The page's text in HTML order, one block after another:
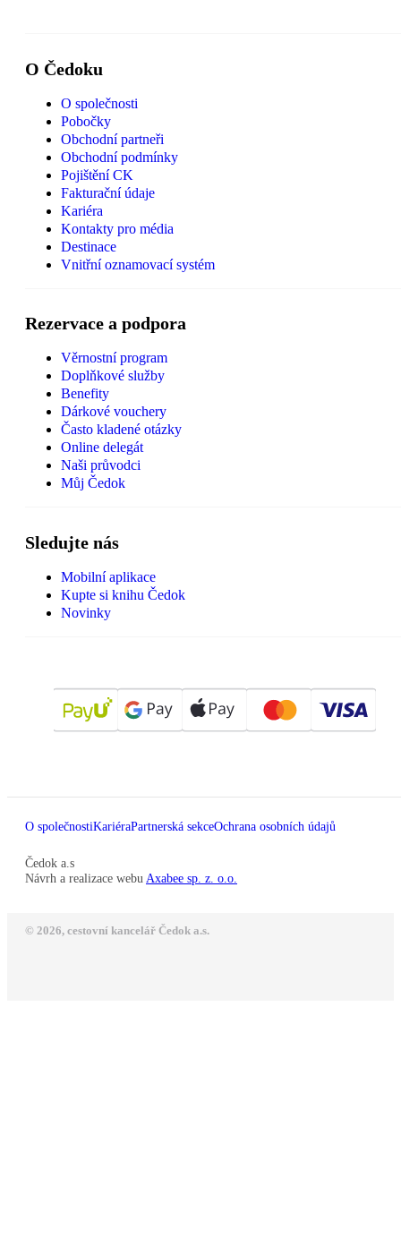
O Čedoku
O společnosti
Pobočky
Obchodní partneři
Obchodní podmínky
Pojištění CK
Fakturační údaje
Kariéra
Kontakty pro média
Destinace
Vnitřní oznamovací systém
Rezervace a podpora
Věrnostní program
Doplňkové služby
Benefity
Dárkové vouchery
Často kladené otázky
Online delegát
Naši průvodci
Můj Čedok
Sledujte nás
Mobilní aplikace
Kupte si knihu Čedok
Novinky
O společnostiKariéraPartnerská sekceOchrana osobních údajů
Čedok a.s
Návrh a realizace webu Axabee sp. z. o.o.
© 2026, cestovní kancelář Čedok a.s.